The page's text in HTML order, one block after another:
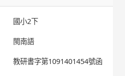
國小2下
閩南語
教研書字第1091401454號函